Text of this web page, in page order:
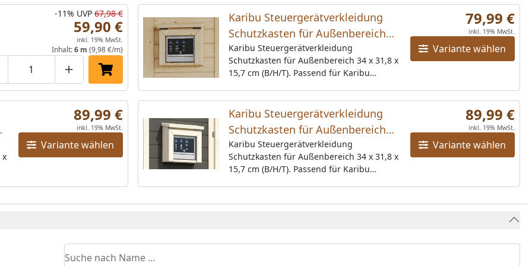
um eins verringern
Produktmenge manuell eingeben
Produktmenge um eins erhöhen
In den Einkaufswagen legen
-11% UVP 67,98 €
59,90 €
inkl. 19% MwSt.
Inhalt:6 m (9,98 €/m)
Karibu Steuergerätverkleidung
Schutzkasten für Außenbereich
34 x 31,8 x 15,7 cm (B/H/T)
naturbelassen
Karibu Steuergerätverkleidung
Schutzkasten für Außenbereich 34 x 31,8 x
15,7 cm (B/H/T). Passend für Karibu
Easy.Ausführung: naturbelassen (auch in
elfenbeinweiß und terragrau erhältlich)
Variante wählen
79,99 €
inkl. 19% MwSt.
x
Variante wählen
89,99 €
inkl. 19% MwSt.
Karibu Steuergerätverkleidung
Schutzkasten für Außenbereich
34 x 31,8 x 15,7 cm (B/H/T)
elfenbeinweiß
Karibu Steuergerätverkleidung
Schutzkasten für Außenbereich 34 x 31,8 x
15,7 cm (B/H/T). Passend für Karibu
naturbelassen und terragrau erhältlich)
Variante wählen
89,99 €
inkl. 19% MwSt.